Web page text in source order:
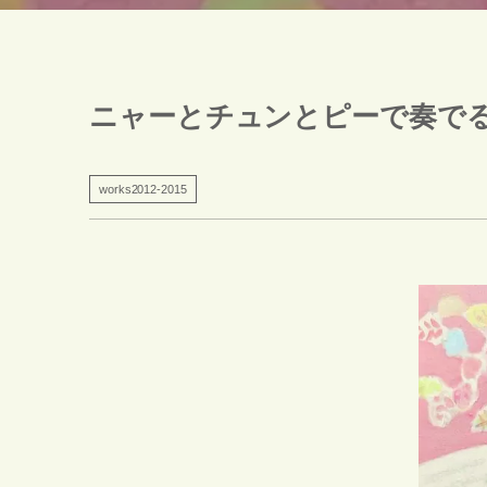
ニャーとチュンとピーで奏で
works2012-2015